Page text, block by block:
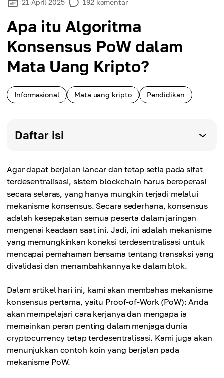
21 April 2025 192 komentar
Apa itu Algoritma
Konsensus PoW dalam
Mata Uang Kripto?
Informasional Mata uang kripto Pendidikan
Daftar isi
Agar dapat berjalan lancar dan tetap setia pada sifat
terdesentralisasi, sistem blockchain harus beroperasi
secara selaras, yang hanya mungkin terjadi melalui
mekanisme konsensus. Secara sederhana, konsensus
adalah kesepakatan semua peserta dalam jaringan
mengenai keadaan saat ini. Jadi, ini adalah mekanisme
yang memungkinkan koneksi terdesentralisasi untuk
mencapai pemahaman bersama tentang transaksi yang
divalidasi dan menambahkannya ke dalam blok.
Dalam artikel hari ini, kami akan membahas mekanisme
konsensus pertama, yaitu Proof-of-Work (PoW): Anda
akan mempelajari cara kerjanya dan mengapa ia
memainkan peran penting dalam menjaga dunia
cryptocurrency tetap terdesentralisasi. Kami juga akan
menunjukkan contoh koin yang berjalan pada
mekanisme PoW.